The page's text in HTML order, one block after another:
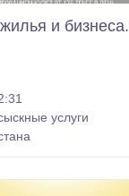
и бизнеса.
услуги